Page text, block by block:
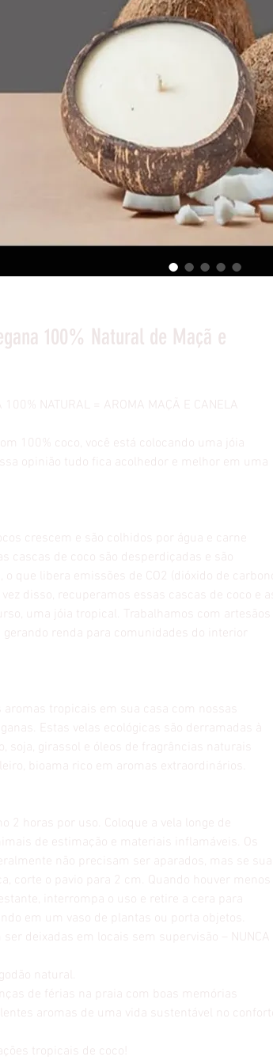
100% Natural de Maçã e
100% NATURAL = AROMA MAÇÃ E CANELA
100% coco, você está colocando uma jóia
opinião tudo fica acolhedor e melhor em uma
crescem e são colhidos por água e carne
cascas de coco são desperdiçadas e são
que libera emissões de CO2 (dióxido de carbono)
disso, recuperamos essas cascas de coco e as
uma jóia tropical. Trabalhamos com artesãos
gerando renda para comunidades do interior
aromas tropicais em sua casa com nossas
Estas velas ecológicas são derramadas à
soja, girassol e óleos de fragrâncias naturais
bioama rico em aromas extraordinários.
2 horas por uso. Coloque a vela longe de
de estimação e materiais inflamáveis. Os
não precisam ser aparados, mas se sua
corte o pavio para 2 cm. Quando houver menos
interrompa o uso e retire a cera para
em um vaso de plantas ou porta objetos.
deixadas em locais sem supervisão – NUNCA
natural.
de férias na praia com boas memórias
aromas de uma vida sustentável no conforto
tropicais de coco!